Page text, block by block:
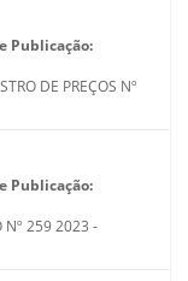
Publicação:
DE PREÇOS Nº
Publicação:
Nº 259 2023 -